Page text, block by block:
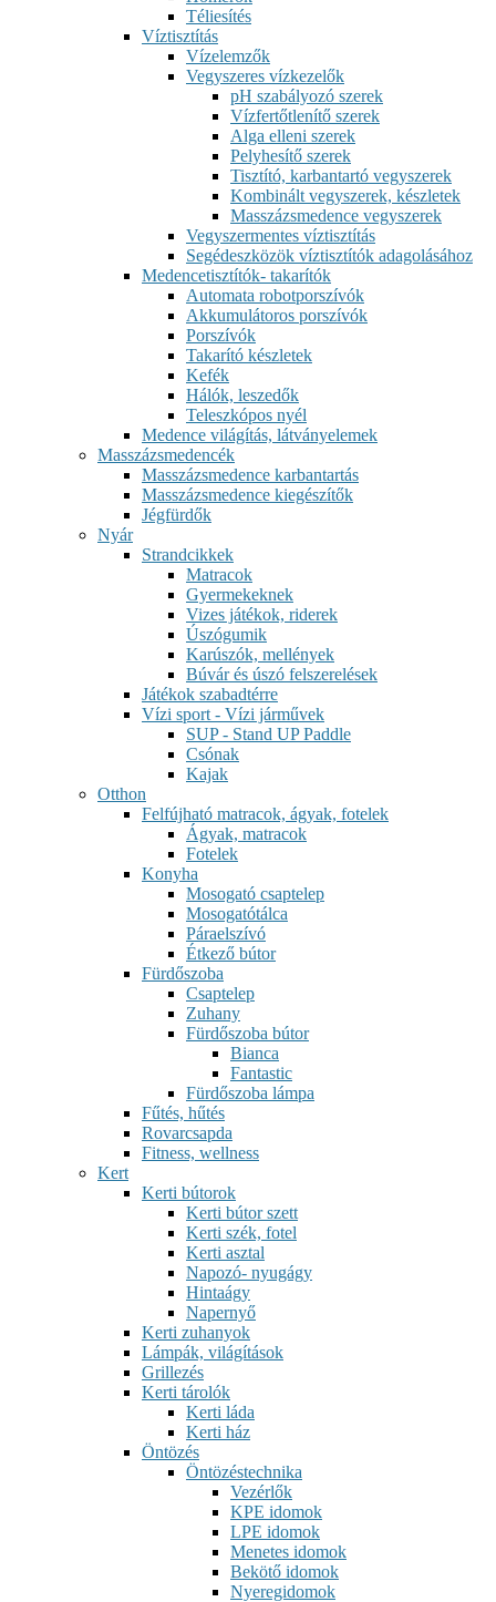
Téliesítés
Víztisztítás
Vízelemzők
Vegyszeres vízkezelők
pH szabályozó szerek
Vízfertőtlenítő szerek
Alga elleni szerek
Pelyhesítő szerek
Tisztító, karbantartó vegyszerek
Kombinált vegyszerek, készletek
Masszázsmedence vegyszerek
Vegyszermentes víztisztítás
Segédeszközök víztisztítók adagolásához
Medencetisztítók- takarítók
Automata robotporszívók
Akkumulátoros porszívók
Porszívók
Takarító készletek
Kefék
Hálók, leszedők
Teleszkópos nyél
Medence világítás, látványelemek
Masszázsmedencék
Masszázsmedence karbantartás
Masszázsmedence kiegészítők
Jégfürdők
Nyár
Strandcikkek
Matracok
Gyermekeknek
Vizes játékok, riderek
Úszógumik
Karúszók, mellények
Búvár és úszó felszerelések
Játékok szabadtérre
Vízi sport - Vízi járművek
SUP - Stand UP Paddle
Csónak
Kajak
Otthon
Felfújható matracok, ágyak, fotelek
Ágyak, matracok
Fotelek
Konyha
Mosogató csaptelep
Mosogatótálca
Páraelszívó
Étkező bútor
Fürdőszoba
Csaptelep
Zuhany
Fürdőszoba bútor
Bianca
Fantastic
Fürdőszoba lámpa
Fűtés, hűtés
Rovarcsapda
Fitness, wellness
Kert
Kerti bútorok
Kerti bútor szett
Kerti szék, fotel
Kerti asztal
Napozó- nyugágy
Hintaágy
Napernyő
Kerti zuhanyok
Lámpák, világítások
Grillezés
Kerti tárolók
Kerti láda
Kerti ház
Öntözés
Öntözéstechnika
Vezérlők
KPE idomok
LPE idomok
Menetes idomok
Bekötő idomok
Nyeregidomok